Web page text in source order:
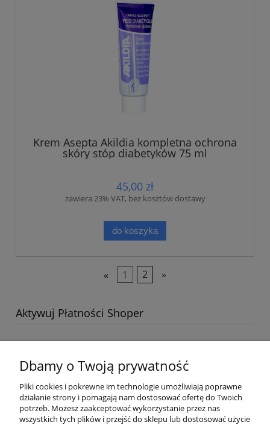
Krem Asepta Akildia kompletna ochrona
skóry stóp diabetyków 75 ml
45,00 zł
zawiera 23% VAT, bez kosztów dostawy
do koszyka
« 1 2 »
Aktywuj Płatności Shoper
Pomoc
Moje konto
Dbamy o Twoją prywatność
Pliki cookies i pokrewne im technologie umożliwiają poprawne
działanie strony i pomagają nam dostosować ofertę do Twoich
potrzeb. Możesz zaakceptować wykorzystanie przez nas
wszystkich tych plików i przejść do sklepu lub dostosować użycie